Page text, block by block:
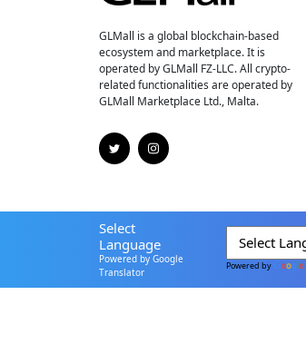
GLMall is a global blockchain-based
ecosystem and marketplace. It is
operated by GLMall FZ-LLC. All crypto-
related functionalities are operated by
GLMall Marketplace Ltd., Malta.
Select
Language
Powered by Google
Translator
Powered by